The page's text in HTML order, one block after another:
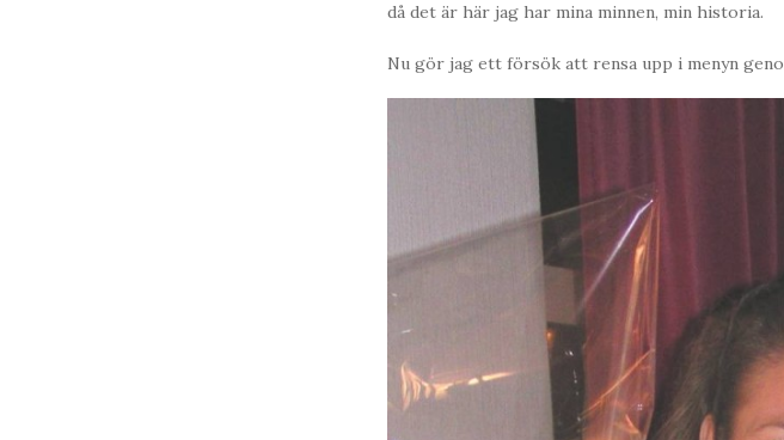
då det är här jag har mina minnen, min historia.
Nu gör jag ett försök att rensa upp i menyn